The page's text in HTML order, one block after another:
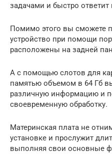
задачами и быстро
Помимо этого вы сможете
устройство при помощи
расположены на задней
А с помощью слотов для
памятью объемом в 64 Гб
различную информацию и
своевременную обработку.
Материнская плата не
установке и прослужит
выполняя свои основные